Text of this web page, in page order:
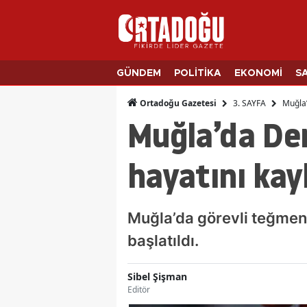
GÜNDEM POLİTİKA EKONOMİ
Ortadoğu Gazetesi 3. SAYFA
Muğla’da
hayatını
Muğla’da görevli
başlatıldı.
Sibel Şişman
Editör